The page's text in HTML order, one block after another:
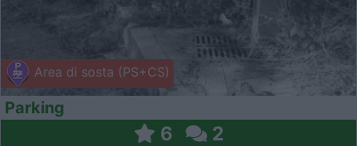
Area di sosta (PS+CS)
Parking
6 2